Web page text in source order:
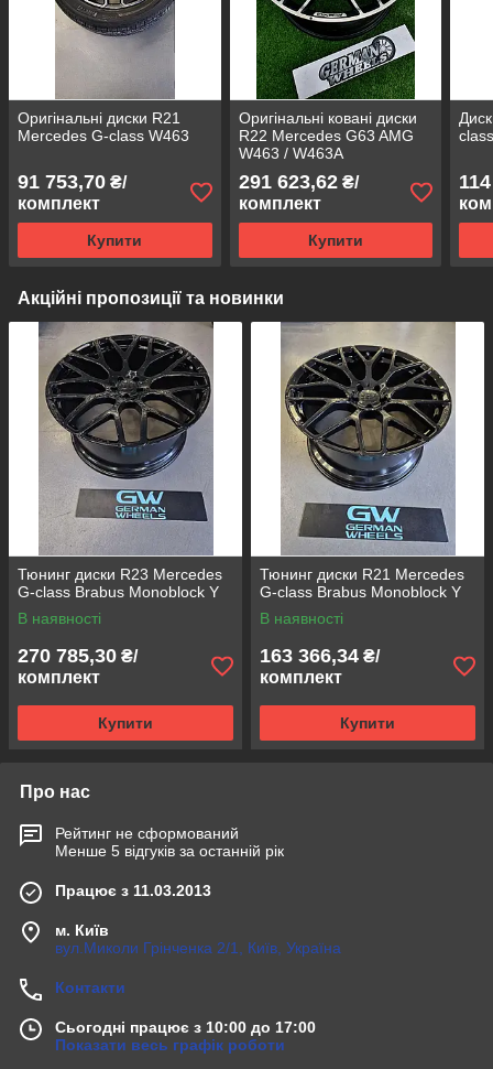
Оригінальні диски R21
Mercedes G-class W463
91 753,70 ₴/
комплект
Купити
Оригінальні ковані диски
R22 Mercedes G63 AMG
W463 / W463A
291 623,62₴/
комплект
Купити
Акційні пропозиції та новинки
Тюнинг диски R23 Mercedes
G-class Brabus Monoblock Y
В наявності
270 785,30 ₴/
комплект
Купити
Тюнинг диски R21 Mercedes
G-class Brabus Monoblock Y
В наявності
163 366,34 ₴/
комплект
Купити
Про нас
Рейтинг не сформований
Менше 5 відгуків за останній рік
Працює з 11.03.2013
м. Київ
вул.Миколи Грінченка 2/1, Київ, Україна
Контакти
Сьогодні працює з 10:00 до 17:00
Показати весь графік роботи